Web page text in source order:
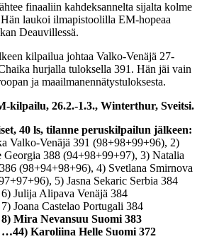
finaaliin kahdeksannelta sijalta kolme
laukoi ilmapistoolilla EM-hopeaa
Deauvillessä.
kilpailua johtaa Valko-Venäjä 27-
hurjalla tuloksella 391. Hän jäi vain
ja maailmanennätystuloksesta.
kilpailu, 26.2.-1.3., Winterthur, Sveitsi.
40 ls, tilanne peruskilpailun jälkeen:
Valko-Venäjä 391 (98+98+99+96), 2)
Georgia 388 (94+98+99+97), 3) Natalia
(98+94+98+96), 4) Svetlana Smirnova
5) Jasna Sekaric Serbia 384
Julija Alipava Venäjä 384
Joana Castelao Portugali 384
8) Mira Nevansuu Suomi 383
…44) Karoliina Helle Suomi 372